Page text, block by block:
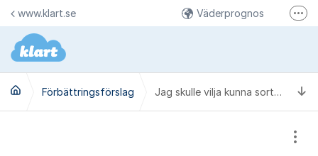
Hoppa till innehåll
www.klart.se Väderprognos
Förbättringsförslag Jag skulle vilja kunna sortera mina favoriter efter alfabetisk ordning